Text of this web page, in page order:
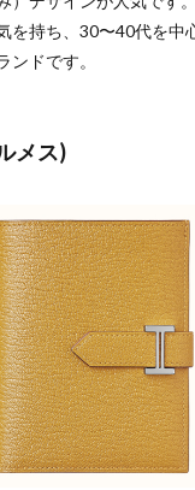
を持ち、30〜40代を中
ンドです。
メス)